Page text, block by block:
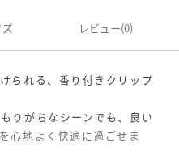
レビュー(0)
られる、香り付きクリップ
りがちなシーンでも、良い
心地よく快適に過ごせま